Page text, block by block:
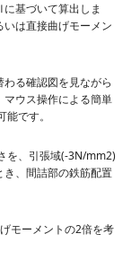
基づいて算出しま
は直接曲げモーメン
る確認図を見ながら
ウス操作による簡単
です。
を、引張域(-3N/mm2)
、間詰部の鉄筋配置
モーメントの2倍を考